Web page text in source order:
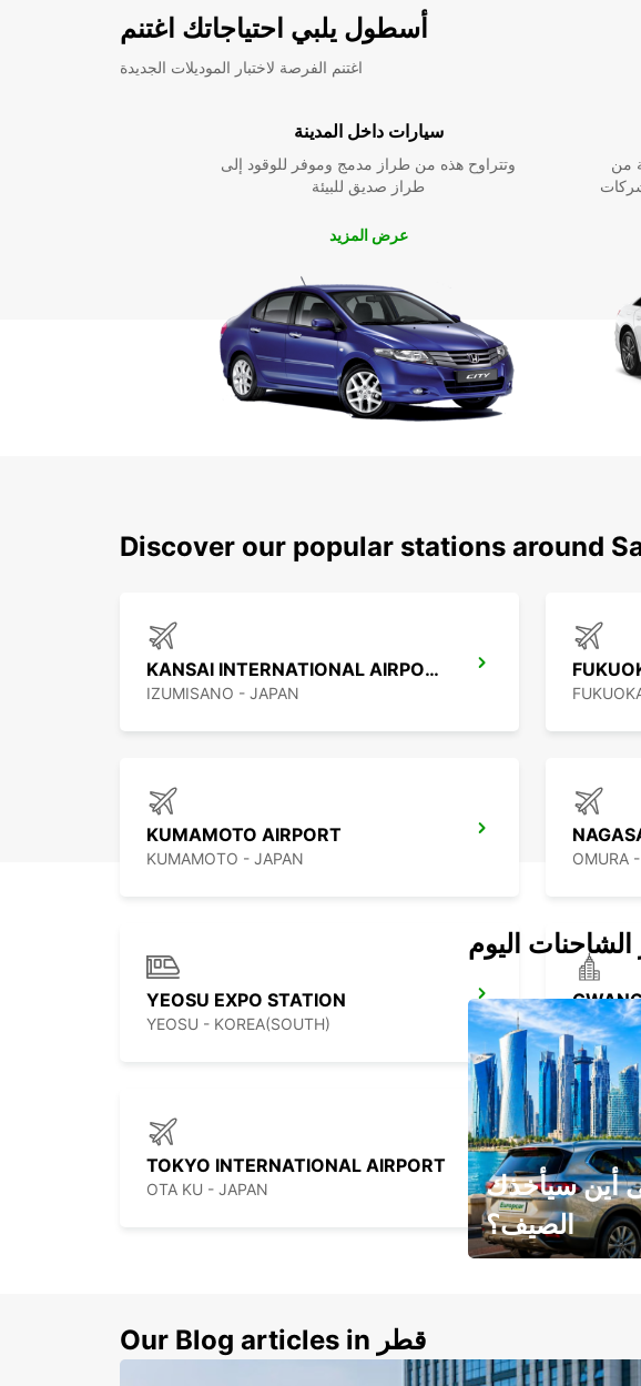
أسطول يلبي احتياجاتك اغتنم
اغتنم الفرصة لاختبار الموديلات الجديدة
سيارات داخل المدينة
وتتراوح هذه من طراز مدمج وموفر للوقود إلى
طراز صديق للبيئة
عرض المزيد
من
Discover our popular stations around
KANSAI INTERNATIONAL AIRPORT
IZUMISANO - JAPAN
KUMAMOTO AIRPORT
KUMAMOTO - JAPAN OMURA
YEOSU EXPO STATION
YEOSU - KOREA(SOUTH)
TOKYO INTERNATIONAL AIRPORT
OTA KU - JAPAN
أين سيأخذك
الصيف؟
Our Blog articles in قطر